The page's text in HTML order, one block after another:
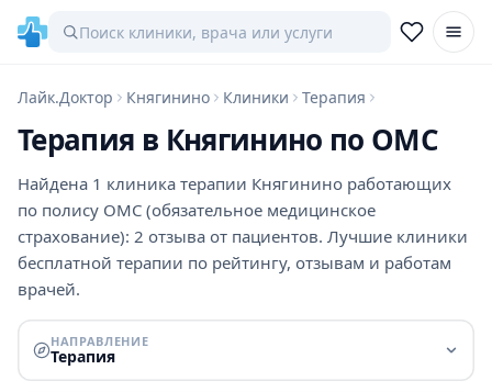
Лайк.Доктор Княгинино Клиники Терапия
Терапия в Княгинино по ОМС
Найдена 1 клиника терапии Княгинино работающих
по полису ОМС (обязательное медицинское
страхование): 2 отзыва от пациентов. Лучшие клиники
бесплатной терапии по рейтингу, отзывам и работам
врачей.
НАПРАВЛЕНИЕ
Терапия